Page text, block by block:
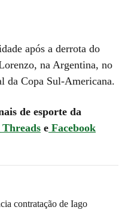
após a derrota do
na Argentina, no
da Copa Sul-Americana.
de esporte da
Threads e Facebook
contratação de Iago